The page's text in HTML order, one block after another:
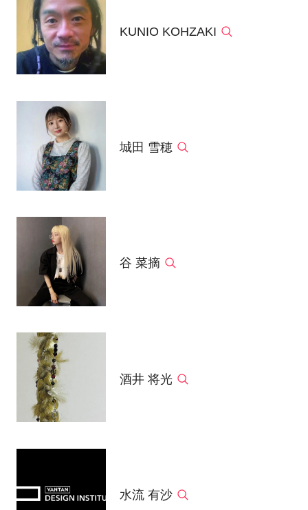
KUNIO KOHZAKI
城田 雪穂
谷 菜摘
酒井 将光
水流 有沙